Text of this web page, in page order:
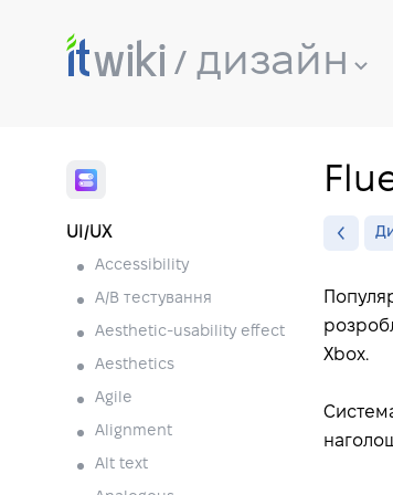
дизайн
UI/UX
Accessibility
A/B тестування
Aesthetic-usability effect
Aesthetics
Agile
Alignment
Alt text
Xbox.